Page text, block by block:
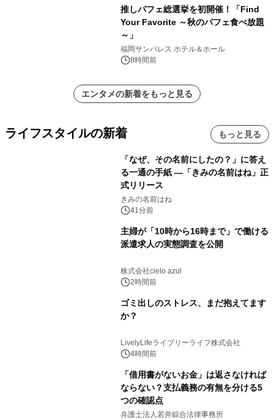
推しパフェ総選挙を初開催！「Find
Your Favorite ～秋のパフェ食べ放題
～」
福岡サンパレス ホテル＆ホール
8時間前
エンタメの新着をもっと見る
ライフスタイルの新着 もっと見る
「なぜ、その名前にしたの？」に答え
る一通の手紙 ―「きみの名前はね」正
式リリース
きみの名前はね
41分前
主婦が「10時から16時まで」で働ける
派遣求人の実態調査を公開
株式会社cielo azul
2時間前
ゴミ出しのストレス、まだ抱えてます
か？
LivelyLifeライブリーライフ株式会社
4時間前
「借用書がないお金」は返さなければ
ならない？支払義務の有無を分ける5
つの確認点
弁護士法人若井綜合法律事務所